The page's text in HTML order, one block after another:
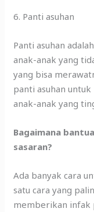
6. Panti asuhan
Panti asuhan
anak-anak yang
yang bisa
panti asuhan
anak-anak yang
Bagaimana
sasaran?
Ada banyak cara
satu cara yang
memberikan infak